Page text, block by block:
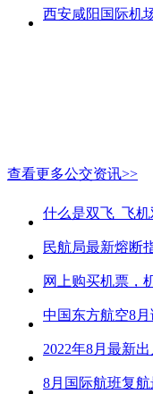
西安咸阳国际机
查看更多公交资讯>>
什么是双飞_飞
民航局最新熔断
中国东方航空8
2022年8月最新
8月国际航班复航